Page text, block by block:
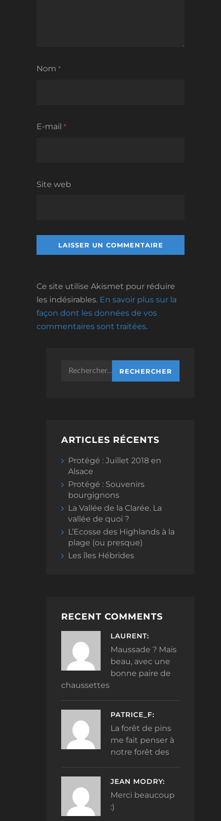
Nom *
E-mail *
Site web
Ce site utilise Akismet pour réduire
les indésirables. En savoir plus sur la
façon dont les données de vos
commentaires sont traitées.
Rechercher :
ARTICLES RÉCENTS
Protégé : Juillet 2018 en
Alsace
Protégé : Souvenirs
bourgignons
La Vallée de la Clarée. La
vallée de quoi ?
L’Ecosse des Highlands à la
plage (ou presque)
Les îles Hébrides
RECENT COMMENTS
LAURENT:
Maussade ? Mais
beau, avec une
bonne paire de
chaussettes
PATRICE_F:
La forêt de pins
me fait penser à
notre forêt des
JEAN MODRY:
Merci beaucoup
:)